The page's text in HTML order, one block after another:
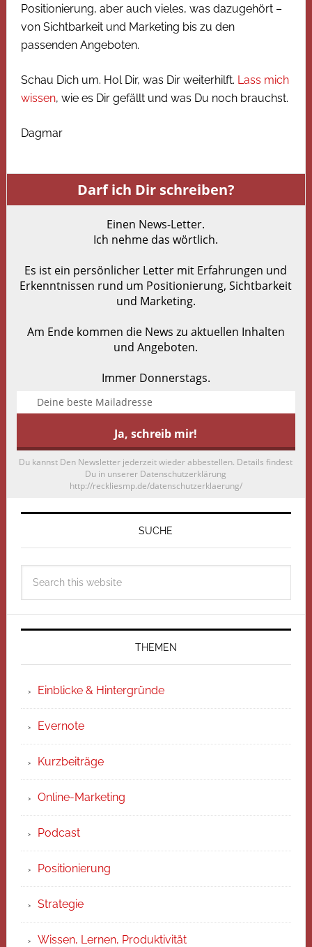
Positionierung, aber auch vieles, was dazugehört –
von Sichtbarkeit und Marketing bis zu den
passenden Angeboten.
Schau Dich um. Hol Dir, was Dir weiterhilft. Lass mich
wissen, wie es Dir gefällt und was Du noch brauchst.
Dagmar
Darf ich Dir schreiben?
Einen News-Letter.
Ich nehme das wörtlich.
Es ist ein persönlicher Letter mit Erfahrungen und
Erkenntnissen rund um Positionierung, Sichtbarkeit
und Marketing.
Am Ende kommen die News zu aktuellen Inhalten
und Angeboten.
Immer Donnerstags.
Du kannst Den Newsletter jederzeit wieder abbestellen. Details findest
Du in unserer Datenschutzerklärung
http://reckliesmp.de/datenschutzerklaerung/
SUCHE
THEMEN
Einblicke & Hintergründe
Evernote
Kurzbeiträge
Online-Marketing
Podcast
Positionierung
Strategie
Wissen, Lernen, Produktivität